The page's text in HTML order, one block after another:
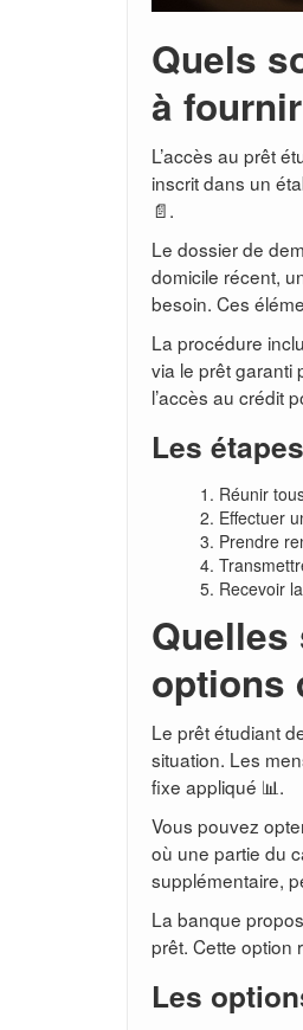
Quels
à
L’accès au prêt
inscrit dans un
📄.
Le dossier de
domicile récent,
besoin. Ces
La procédure
via le prêt garanti
l’accès au crédit
Les
Réunir
Effectuer
Prendre
Recevoir
Quelles
options
Le prêt étudiant
situation. Les
fixe appliqué 📊.
Vous pouvez
où une partie du
supplémentaire,
La banque
prêt. Cette option
Les